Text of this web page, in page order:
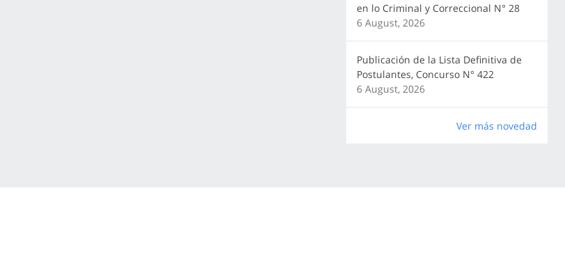
en lo Criminal y Correccional N° 28
6 August, 2026
Publicación de la Lista Definitiva de
Postulantes, Concurso N° 422
6 August, 2026
Ver más novedad